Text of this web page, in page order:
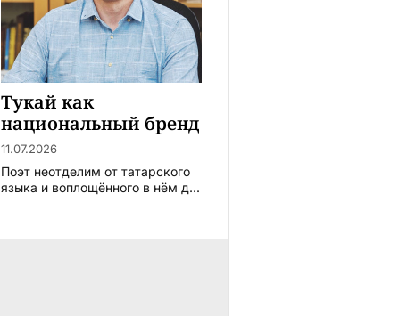
Тукай как
национальный бренд
11.07.2026
Поэт неотделим от татарского
языка и воплощённого в нём д...